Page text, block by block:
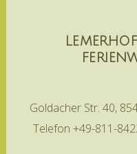
Goldacher Str. 40,
Telefon +49-811-